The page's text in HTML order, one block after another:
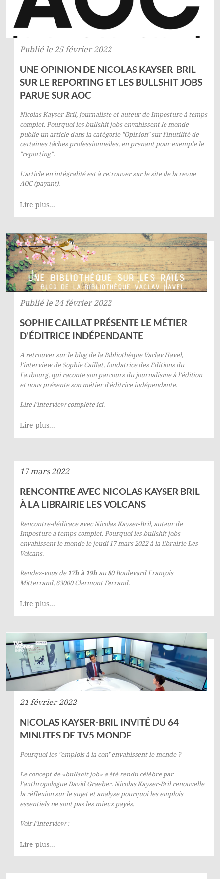
Publié le 25 février 2022
UNE OPINION DE NICOLAS KAYSER-BRIL
SUR LE REPORTING ET LES BULLSHIT JOBS
PARUE SUR AOC
Nicolas Kayser-Bril, journaliste et auteur deImposture à temps
complet. Pourquoi les bullshit jobs envahissent le monde
publie un articledans la catégorie "Opinion" sur l'inutilité de
certaines tâches professionnelles, en prenant pour exemple le
"reporting".
L'article en intégralité est à retrouver sur le site de la revue
AOC(payant).
Lire plus...
Publié le 24 février 2022
SOPHIE CAILLAT PRÉSENTE LE MÉTIER
D'ÉDITRICE INDÉPENDANTE
A retrouver sur leblog de la Bibliothèque Vaclav Havel,
l'interview de Sophie Caillat, fondatrice des Editions du
Faubourg, qui raconte son parcours du journalisme à l'édition
et nous présente son métier d'éditrice indépendante.
Lire l'interview complèteici.
Lire plus...
17 mars 2022
RENCONTRE AVEC NICOLAS KAYSER BRIL
À LA LIBRAIRIE LES VOLCANS
Rencontre-dédicace avec Nicolas Kayser-Bril, auteur de
Imposture à temps complet. Pourquoi les bullshit jobs
envahissent le mondele jeudi 17 mars 2022 à la librairie Les
Volcans.
Rendez-vous de 17h à 19h au 80 Boulevard François
Mitterrand, 63000 Clermont Ferrand.
Lire plus...
21 février 2022
NICOLAS KAYSER-BRIL INVITÉ DU 64
MINUTES DE TV5 MONDE
Pourquoi les "emplois à la con" envahissent le monde ?
Le concept de «bullshit job» a été rendu célèbre par
l'anthropologue David Graeber. Nicolas Kayser-Bril renouvelle
la réflexion sur le sujet et analyse pourquoi les emplois
essentiels ne sont pas les mieux payés.
Voir l'interview :
Lire plus...